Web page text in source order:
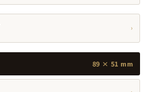
›
89 × 51 mm